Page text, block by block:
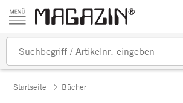
Zum Inhalt springen
Startseite Bücher